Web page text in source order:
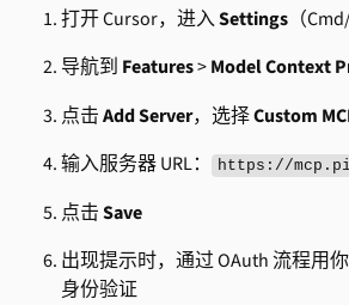
打开 Cursor，进入 Settings （
导航到 Features > Model Context
点击 Add Server，选择 Custom
输入服务器 URL：
https://
点击 Save
出现提示时，通过 OAuth 流程用
身份验证